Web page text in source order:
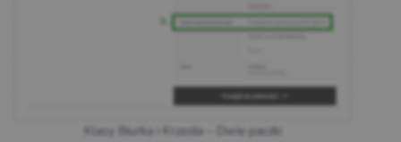
Klasy Biurka i Krzesła – Dwie paczki